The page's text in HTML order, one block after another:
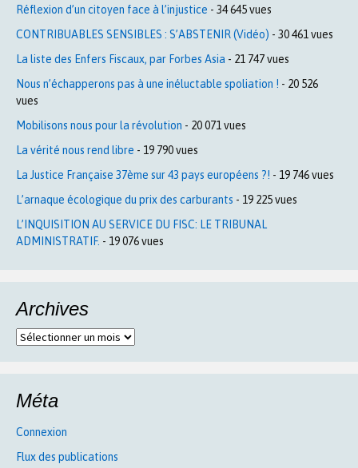
Réflexion d’un citoyen face à l’injustice - 34 645 vues
CONTRIBUABLES SENSIBLES : S’ABSTENIR (Vidéo) - 30 461 vues
La liste des Enfers Fiscaux, par Forbes Asia - 21 747 vues
Nous n’échapperons pas à une inéluctable spoliation ! - 20 526
vues
Mobilisons nous pour la révolution - 20 071 vues
La vérité nous rend libre - 19 790 vues
La Justice Française 37ème sur 43 pays européens ?! - 19 746 vues
L’arnaque écologique du prix des carburants - 19 225 vues
L’INQUISITION AU SERVICE DU FISC: LE TRIBUNAL
ADMINISTRATIF. - 19 076 vues
Archives
Archives
Méta
Connexion
Flux des publications